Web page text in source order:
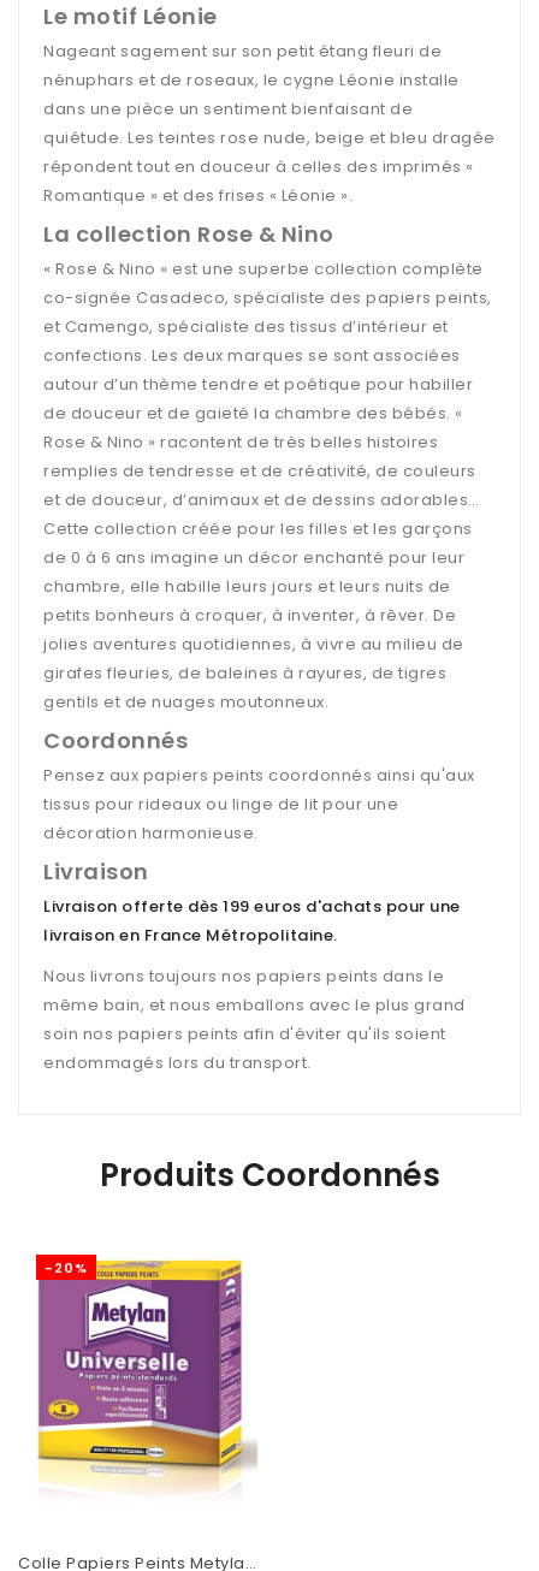
Le motif Léonie
Nageant sagement sur son petit étang fleuri de
nénuphars et de roseaux, le cygne Léonie installe
dans une pièce un sentiment bienfaisant de
quiétude. Les teintes rose nude, beige et bleu dragée
répondent tout en douceur à celles des imprimés «
Romantique » et des frises « Léonie ».
La collection Rose & Nino
« Rose & Nino » est une superbe collection complète
co-signée Casadeco, spécialiste des papiers peints,
et Camengo, spécialiste des tissus d’intérieur et
confections. Les deux marques se sont associées
autour d’un thème tendre et poétique pour habiller
de douceur et de gaieté la chambre des bébés. «
Rose & Nino » racontent de très belles histoires
remplies de tendresse et de créativité, de couleurs
et de douceur, d’animaux et de dessins adorables…
Cette collection créée pour les filles et les garçons
de 0 à 6 ans imagine un décor enchanté pour leur
chambre, elle habille leurs jours et leurs nuits de
petits bonheurs à croquer, à inventer, à rêver. De
jolies aventures quotidiennes, à vivre au milieu de
girafes fleuries, de baleines à rayures, de tigres
gentils et de nuages moutonneux.
Coordonnés
Pensez aux papiers peints coordonnés ainsi qu'aux
tissus pour rideaux ou linge de lit pour une
décoration harmonieuse.
Livraison
Livraison offerte dès 199 euros d'achats pour une
livraison en France Métropolitaine.
Nous livrons toujours nos papiers peints dans le
même bain, et nous emballons avec le plus grand
soin nos papiers peints afin d'éviter qu'ils soient
endommagés lors du transport.
Produits Coordonnés
-20%
Colle Papiers Peints Metylan